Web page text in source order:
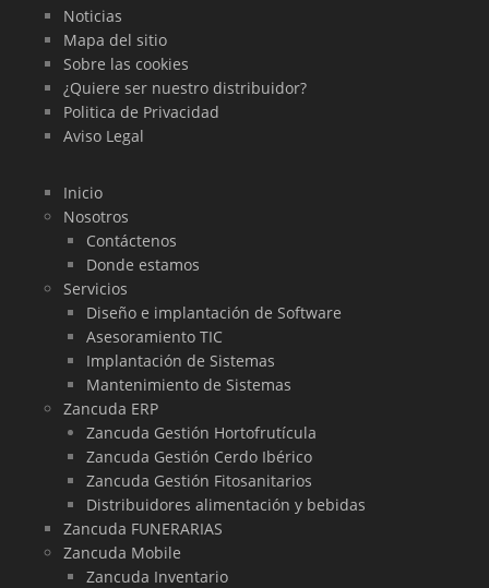
Noticias
Mapa del sitio
Sobre las cookies
¿Quiere ser nuestro distribuidor?
Politica de Privacidad
Aviso Legal
Inicio
Nosotros
Contáctenos
Donde estamos
Servicios
Diseño e implantación de Software
Asesoramiento TIC
Implantación de Sistemas
Mantenimiento de Sistemas
Zancuda ERP
Zancuda Gestión Hortofrutícula
Zancuda Gestión Cerdo Ibérico
Zancuda Gestión Fitosanitarios
Distribuidores alimentación y bebidas
Zancuda FUNERARIAS
Zancuda Mobile
Zancuda Inventario